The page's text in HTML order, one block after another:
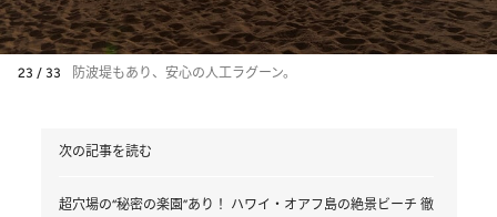
23 / 33 防波堤もあり、安心の人工ラグーン。
次の記事を読む
超穴場の“秘密の楽園”あり！ ハワイ・オアフ島の絶景ビーチ 徹